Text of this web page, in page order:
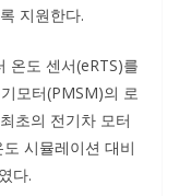
지원한다.
온도 센서(eRTS)를
모터(PMSM)의 로
초의 전기차 모터
시뮬레이션 대비
다.